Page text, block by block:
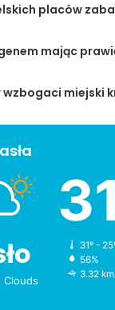
placów
mając
wzbogaci miejski
Clouds
31
31º -
56%
3.32